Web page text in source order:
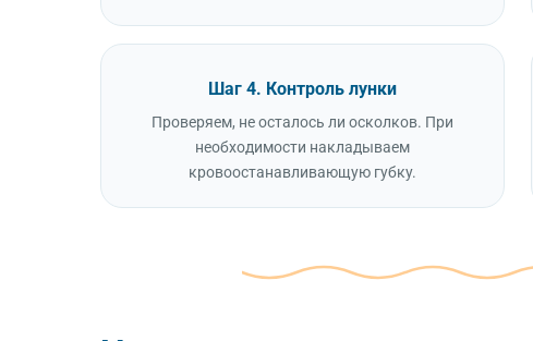
Шаг 4. Контроль лунки
Проверяем, не осталось ли осколков. При
необходимости накладываем
кровоостанавливающую губку.